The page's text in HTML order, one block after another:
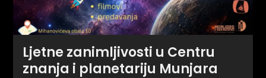
Ljetne zanimljivosti u Centru
znanja i planetariju Munjara